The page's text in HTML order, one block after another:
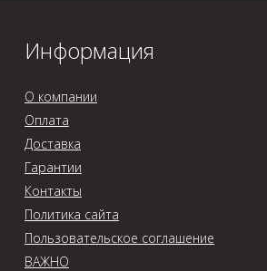
Информация
О компании
Оплата
Доставка
Гарантии
Контакты
Политика сайта
Пользовательское соглашение
ВАЖНО